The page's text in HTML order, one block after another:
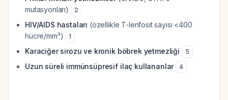
mutasyonları)
2
HIV/AIDS hastaları (özellikle T-lenfosit sayısı <400
hücre/mm³)
1
Karaciğer sirozu ve kronik böbrek yetmezliği 5
Uzun süreli immünsüpresif ilaç kullananlar 4